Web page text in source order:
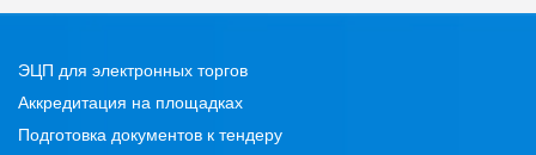
ЭЦП для электронных торгов
Аккредитация на площадках
Подготовка документов к тендеру